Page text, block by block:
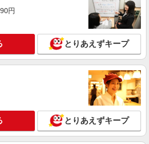
愛知県名古屋市昭和区向山町3-30
詳細を見る
白金/2380000040-021
管理職（施設長代理・所長代理）
時間外手当39,660円（20時間/超過分は別途支
7,879円（深夜割増＋夜勤手当）
愛知県名古屋市昭和区白金1-20-3
詳細を見る
円
とりあえずキープ
とりあえずキープ